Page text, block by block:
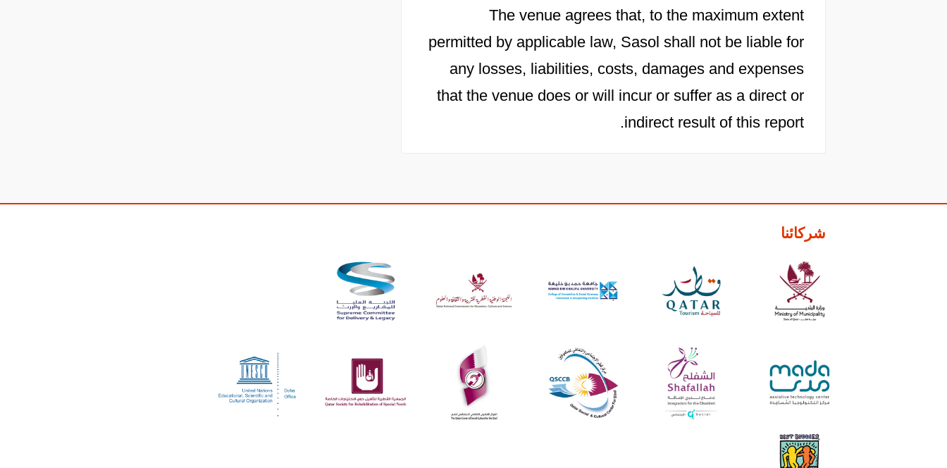
The venue agrees that, to the maximum extent
permitted by applicable law, Sasol shall not be liable for
any losses, liabilities, costs, damages and expenses
that the venue does or will incur or suffer as a direct or
indirect result of this report.
شركائنا